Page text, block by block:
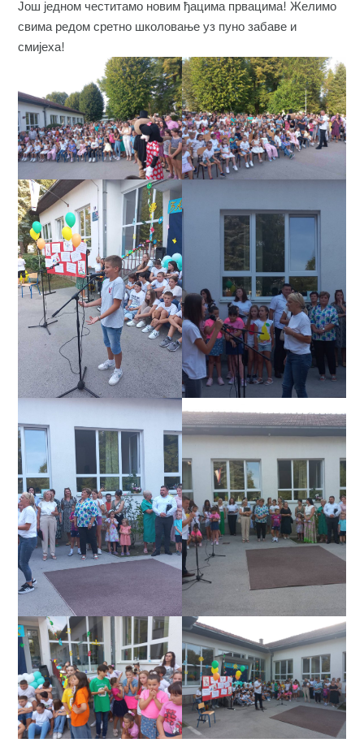
Још једном честитамо новим ђацима првацима! Желимо
свима редом сретно школовање уз пуно забаве и
смијеха!